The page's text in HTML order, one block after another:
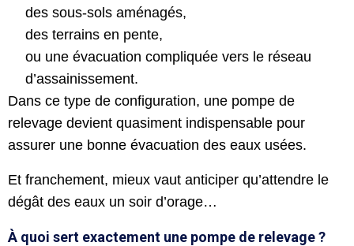
des sous-sols aménagés,
des terrains en pente,
ou une évacuation compliquée vers le réseau
d’assainissement.
Dans ce type de configuration, une pompe de
relevage devient quasiment indispensable pour
assurer une bonne évacuation des eaux usées.
Et franchement, mieux vaut anticiper qu’attendre le
dégât des eaux un soir d’orage…
À quoi sert exactement une pompe de relevage ?